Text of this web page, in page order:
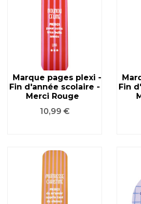
Marque pages plexi -
Fin d'année scolaire -
Merci Rouge
Prix
10,99 €
Fin